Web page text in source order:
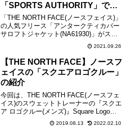
「SPORTS AUTHORITY」で販
売開始
「THE NORTH FACE(ノースフェイス)」
の人気フリース「アンタークティカバー
サロフトジャケット(NA61930)」がスポ
ーツショップ「SPORTS AUTHORITY(ス
ポーツオーソリティ)」で販売開始。レッ
ドオレンジ(RO) ...
2021.09.26
【THE NORTH FACE】ノースフ
ェイスの「スクエアロゴクルー」
の紹介
今回は、THE NORTH FACE(ノースフェ
イス)のスウェットトレーナーの『スクエ
ア ロゴクルー(メンズ)』Square Logo
Crew商品型番:NT61931 ¥12,100円(税込)
の紹介をさせていただきます！レビュー
2019.08.13 2022.02.10